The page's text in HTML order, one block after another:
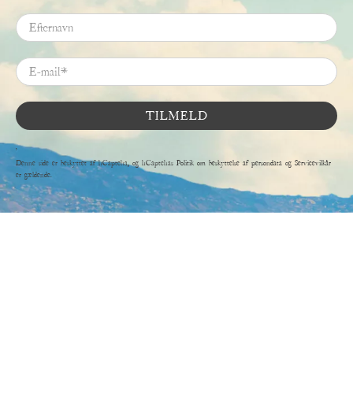
Efternavn
E-mail*
TILMELD
'
Denne side er beskyttet af hCaptcha, og hCaptchas Politik om beskyttelse af persondata og Servicevilkår
er gældende.